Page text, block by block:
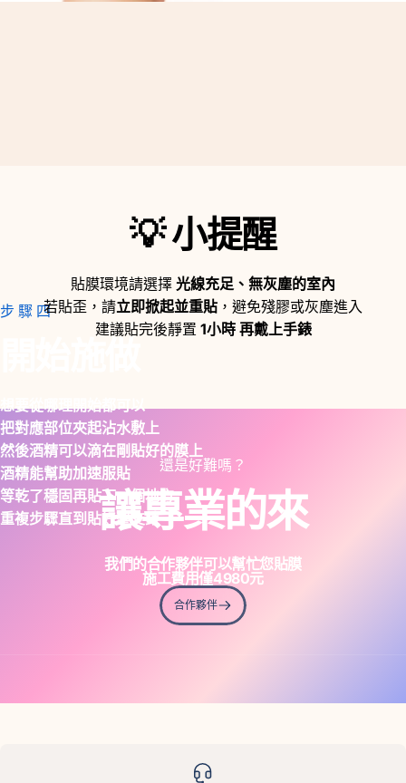
步驟四
想要從哪理開始都可以
把對應部位夾起沾水敷上
然後酒精可以滴在剛貼好的膜上
酒精能幫助加速服貼
等乾了穩固再貼下一個地方
重複步驟直到貼好整支錶
💡小提醒
貼膜環境請選擇 光線充足、無灰塵的室內
若貼歪，請立即掀起並重貼 ，避免殘膠或灰塵進入
建議貼完後靜置 1小時 再戴上手錶
還是好難嗎？
讓專業的來
我們的合作夥伴可以幫忙您貼膜
施工費用僅4980元
合作夥伴